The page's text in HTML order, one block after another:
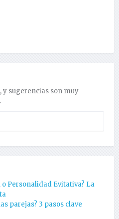
sugerencias son muy
o Personalidad Evitativa? La
parejas? 3 pasos clave